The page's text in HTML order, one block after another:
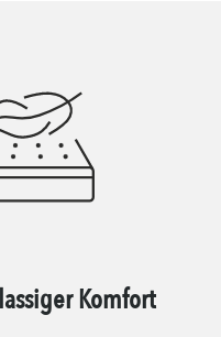
Komfort